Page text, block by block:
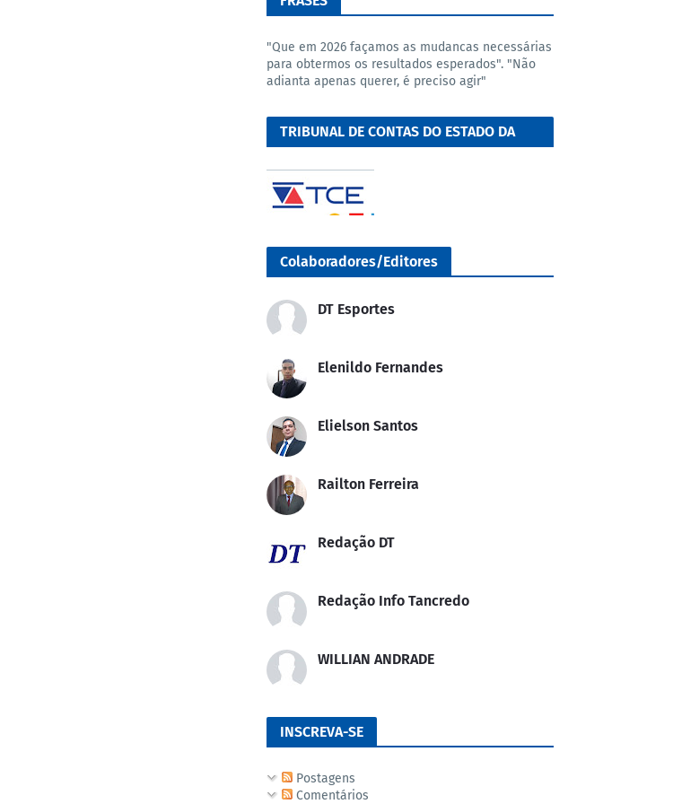
"Que em 2026 façamos as mudancas necessárias
para obtermos os resultados esperados". "Não
adianta apenas querer, é preciso agir"
TRIBUNAL DE CONTAS DO ESTADO DA
Colaboradores/Editores
DT Esportes
Elenildo Fernandes
Elielson Santos
Railton Ferreira
Redação DT
Redação Info Tancredo
WILLIAN ANDRADE
INSCREVA-SE
Postagens
Comentários